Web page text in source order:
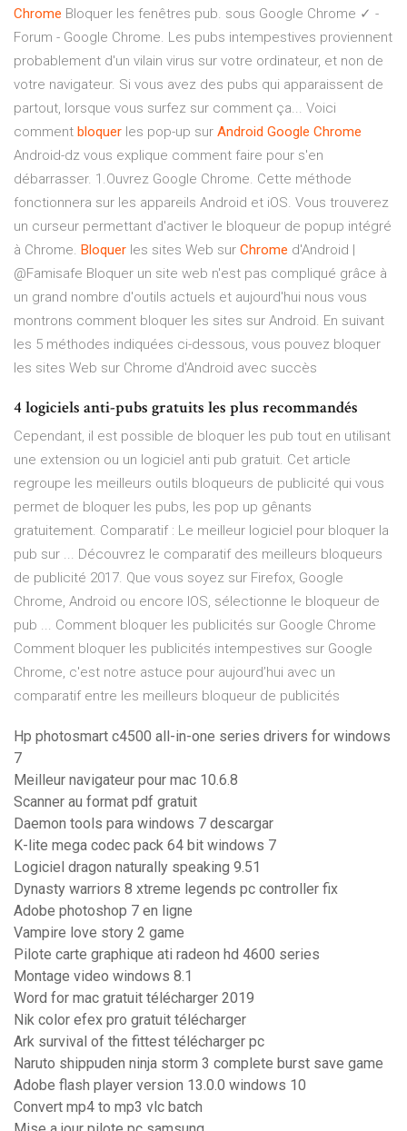
Chrome Bloquer les fenêtres pub. sous Google Chrome ✓ -
Forum - Google Chrome. Les pubs intempestives proviennent
probablement d'un vilain virus sur votre ordinateur, et non de
votre navigateur. Si vous avez des pubs qui apparaissent de
partout, lorsque vous surfez sur comment ça... Voici
comment bloquer les pop-up sur Android Google Chrome
Android-dz vous explique comment faire pour s'en
débarrasser. 1.Ouvrez Google Chrome. Cette méthode
fonctionnera sur les appareils Android et iOS. Vous trouverez
un curseur permettant d'activer le bloqueur de popup intégré
à Chrome. Bloquer les sites Web sur Chrome d'Android |
@Famisafe Bloquer un site web n'est pas compliqué grâce à
un grand nombre d'outils actuels et aujourd'hui nous vous
montrons comment bloquer les sites sur Android. En suivant
les 5 méthodes indiquées ci-dessous, vous pouvez bloquer
les sites Web sur Chrome d'Android avec succès
4 logiciels anti-pubs gratuits les plus recommandés
Cependant, il est possible de bloquer les pub tout en utilisant
une extension ou un logiciel anti pub gratuit. Cet article
regroupe les meilleurs outils bloqueurs de publicité qui vous
permet de bloquer les pubs, les pop up gênants
gratuitement. Comparatif : Le meilleur logiciel pour bloquer la
pub sur ... Découvrez le comparatif des meilleurs bloqueurs
de publicité 2017. Que vous soyez sur Firefox, Google
Chrome, Android ou encore IOS, sélectionne le bloqueur de
pub ... Comment bloquer les publicités sur Google Chrome
Comment bloquer les publicités intempestives sur Google
Chrome, c'est notre astuce pour aujourd’hui avec un
comparatif entre les meilleurs bloqueur de publicités
Hp photosmart c4500 all-in-one series drivers for windows
7
Meilleur navigateur pour mac 10.6.8
Scanner au format pdf gratuit
Daemon tools para windows 7 descargar
K-lite mega codec pack 64 bit windows 7
Logiciel dragon naturally speaking 9.51
Dynasty warriors 8 xtreme legends pc controller fix
Adobe photoshop 7 en ligne
Vampire love story 2 game
Pilote carte graphique ati radeon hd 4600 series
Montage video windows 8.1
Word for mac gratuit télécharger 2019
Nik color efex pro gratuit télécharger
Ark survival of the fittest télécharger pc
Naruto shippuden ninja storm 3 complete burst save game
Adobe flash player version 13.0.0 windows 10
Convert mp4 to mp3 vlc batch